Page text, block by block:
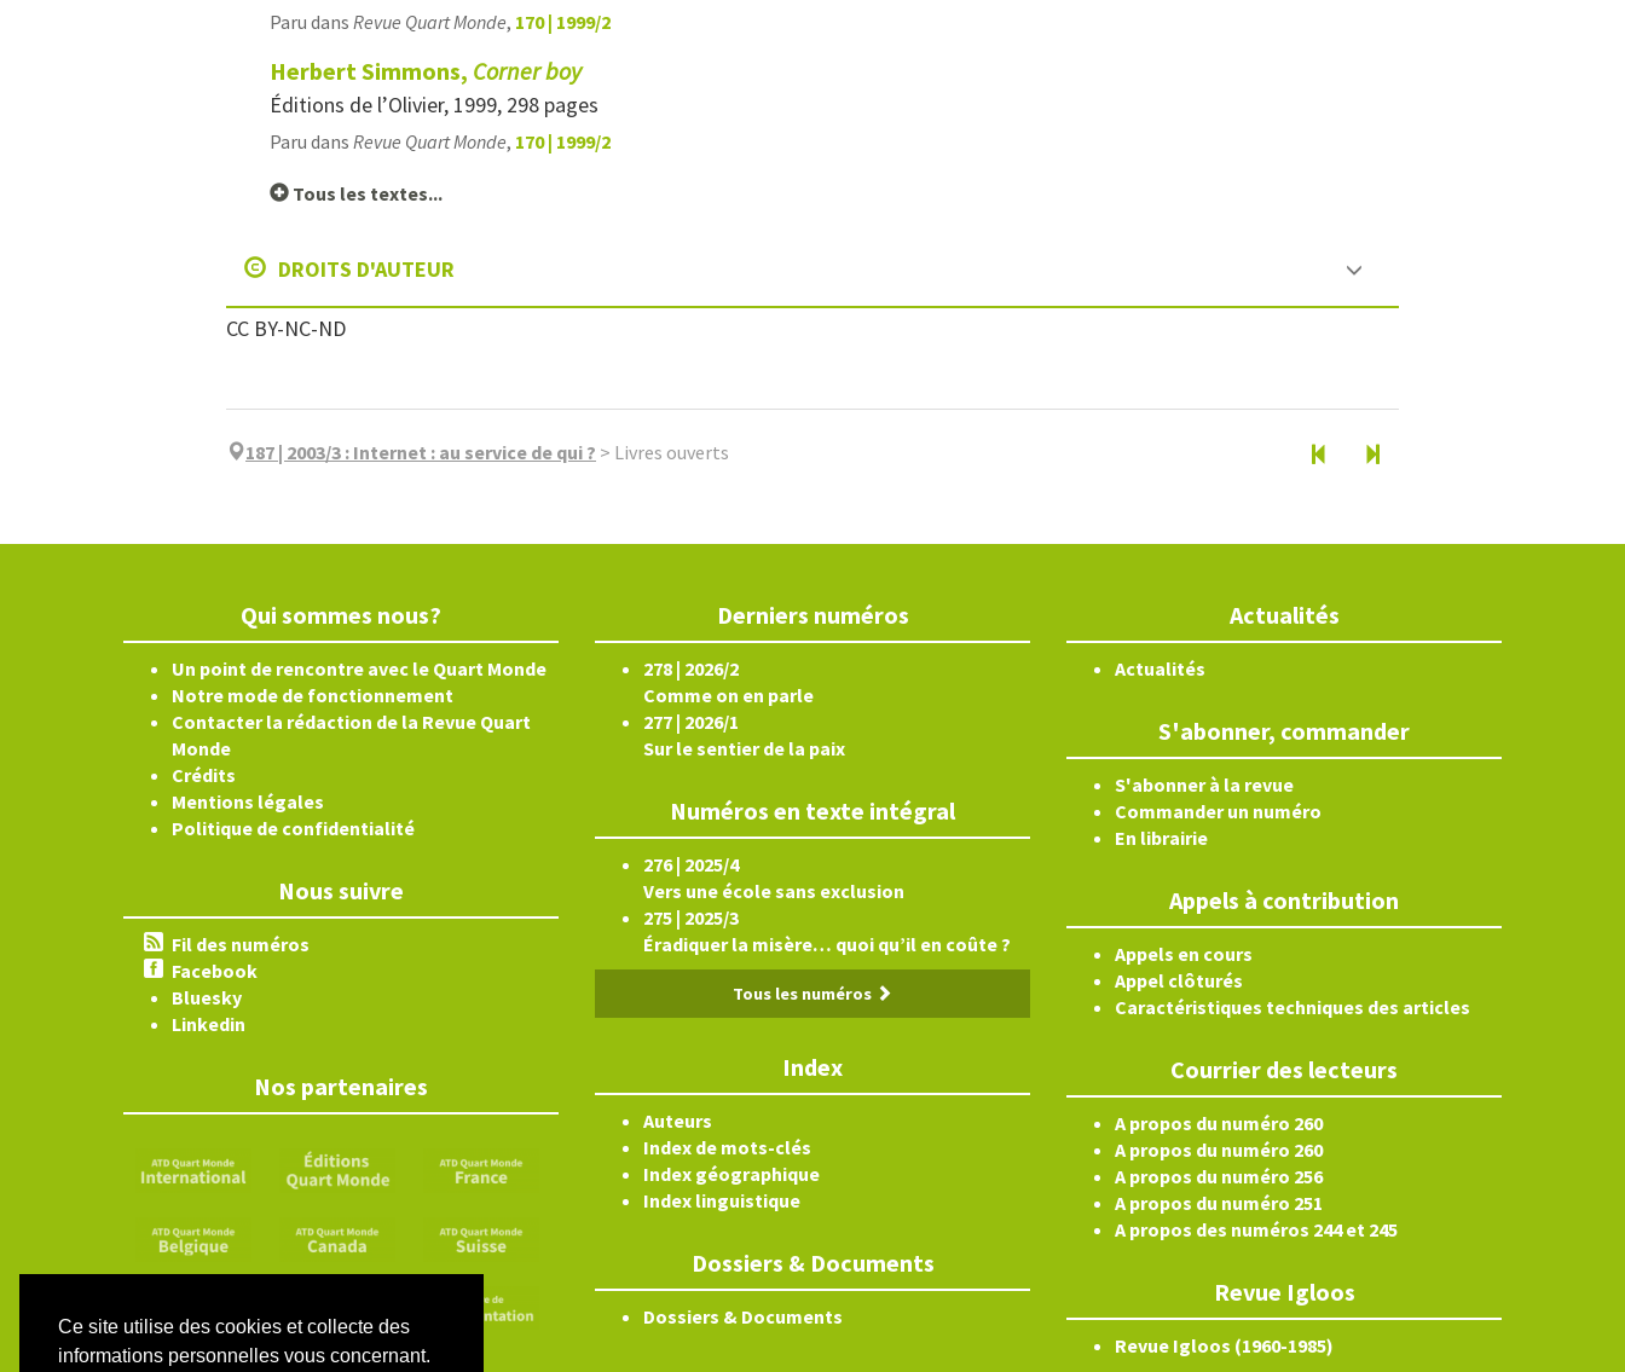
Ce site utilise des cookies et collecte des
informations personnelles vous concernant.
Paru dans Revue Quart Monde, 170 | 1999/2
Herbert Simmons, Corner boy
Éditions de l’Olivier, 1999, 298 pages
Paru dans Revue Quart Monde, 170 | 1999/2
Tous les textes...
DROITS D'AUTEUR
CC BY-NC-ND
187 | 2003/3 : Internet : au service de qui ? > Livres ouverts
Qui sommes nous?
Un point de rencontre avec le Quart Monde
Notre mode de fonctionnement
Contacter la rédaction de la Revue Quart
Monde
Crédits
Mentions légales
Politique de confidentialité
Nous suivre
Fil des numéros
Facebook
Bluesky
Linkedin
Nos partenaires
Derniers numéros
278 | 2026/2
Comme on en parle
277 | 2026/1
Sur le sentier de la paix
Numéros en texte intégral
276 | 2025/4
Vers une école sans exclusion
275 | 2025/3
Éradiquer la misère… quoi qu’il en coûte ?
Tous les numéros
Index
Auteurs
Index de mots-clés
Index géographique
Index linguistique
Dossiers & Documents
Dossiers & Documents
Actualités
Actualités
S'abonner, commander
S'abonner à la revue
Commander un numéro
En librairie
Appels à contribution
Appels en cours
Appel clôturés
Caractéristiques techniques des articles
Courrier des lecteurs
A propos du numéro 260
A propos du numéro 260
A propos du numéro 256
A propos du numéro 251
A propos des numéros 244 et 245
Revue Igloos
Revue Igloos (1960-1985)